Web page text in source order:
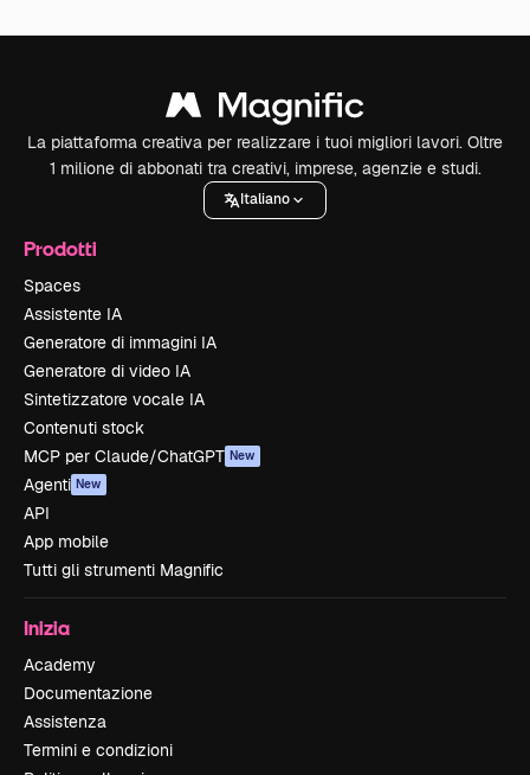
La piattaforma creativa per realizzare i tuoi migliori lavori. Oltre
1 milione di abbonati tra creativi, imprese, agenzie e studi.
Italiano
Prodotti
Spaces
Assistente IA
Generatore di immagini IA
Generatore di video IA
Sintetizzatore vocale IA
Contenuti stock
MCP per Claude/ChatGPT New
Agenti New
API
App mobile
Tutti gli strumenti Magnific
Inizia
Academy
Documentazione
Assistenza
Termini e condizioni